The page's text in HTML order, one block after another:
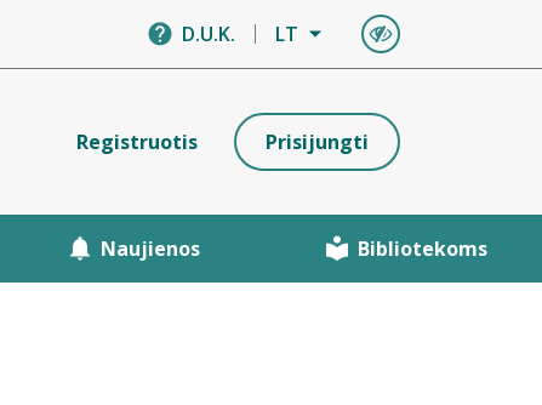
D.U.K. LT
Registruotis Prisijungti
Naujienos Bibliotekoms